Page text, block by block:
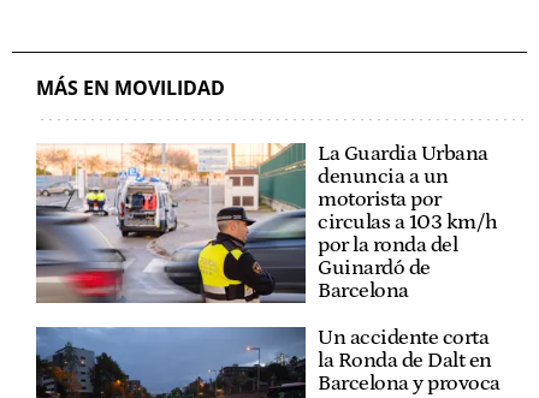
MÁS EN MOVILIDAD
La Guardia Urbana
denuncia a un
motorista por
circulas a 103 km/h
por la ronda del
Guinardó de
Barcelona
Un accidente corta
la Ronda de Dalt en
Barcelona y provoca